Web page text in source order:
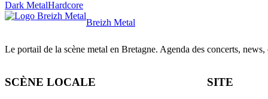
Dark MetalHardcore
Breizh Metal
Le portail de la scène metal en Bretagne. Agenda des concerts,
SCÈNE LOCALE SITE